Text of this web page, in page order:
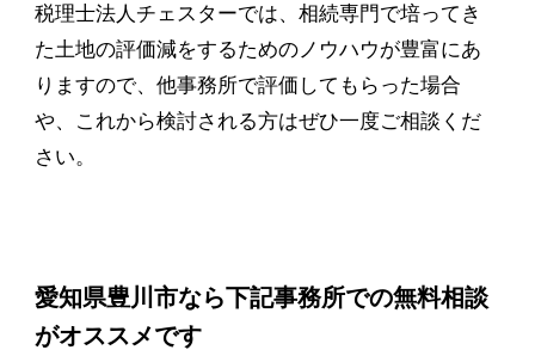
税理士法人チェスターでは、相続専門で培ってき
た土地の評価減をするためのノウハウが豊富にあ
りますので、他事務所で評価してもらった場合
や、これから検討される方はぜひ一度ご相談くだ
さい。
愛知県豊川市なら下記事務所での無料相談
がオススメです